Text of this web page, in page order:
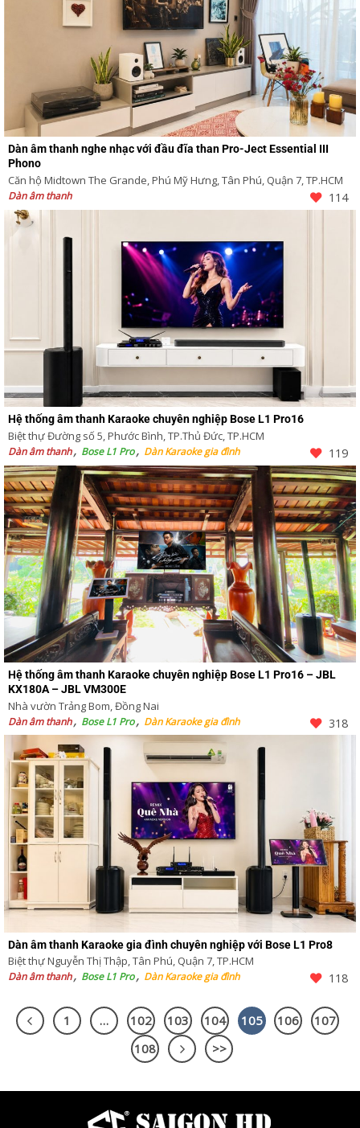
Dàn âm thanh nghe nhạc với đầu đĩa than Pro-Ject Essential III
Phono
Căn hộ Midtown The Grande, Phú Mỹ Hưng, Tân Phú, Quận 7, TP.HCM
Dàn âm thanh 114
Hệ thống âm thanh Karaoke chuyên nghiệp Bose L1 Pro16
Biệt thự Đường số 5, Phước Bình, TP.Thủ Đức, TP.HCM
Dàn âm thanh Bose L1 Pro Dàn Karaoke gia đình 119
Hệ thống âm thanh Karaoke chuyên nghiệp Bose L1 Pro16 – JBL
KX180A – JBL VM300E
Nhà vườn Trảng Bom, Đồng Nai
Dàn âm thanh Bose L1 Pro Dàn Karaoke gia đình 318
Dàn âm thanh Karaoke gia đình chuyên nghiệp với Bose L1 Pro8
Biệt thự Nguyễn Thị Thập, Tân Phú, Quận 7, TP.HCM
Dàn âm thanh Bose L1 Pro Dàn Karaoke gia đình 118
1 … 102 103 104 105 106
107
108
>>